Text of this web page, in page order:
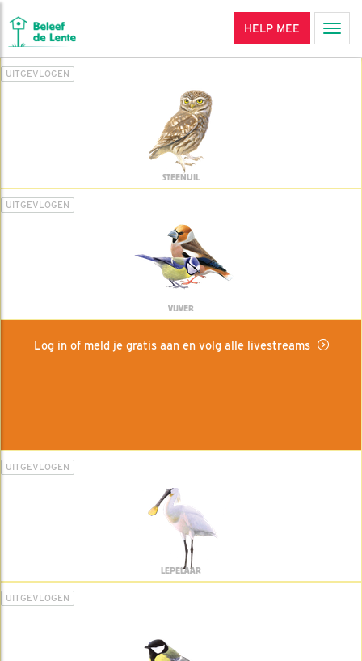
HELP MEE
UITGEVLOGEN
STEENUIL
UITGEVLOGEN
VIJVER
Log in of meld je gratis aan en volg alle livestreams
UITGEVLOGEN
LEPELAAR
UITGEVLOGEN